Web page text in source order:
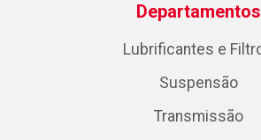
Departamentos
Lubrificantes e
Suspensão
Transmissão